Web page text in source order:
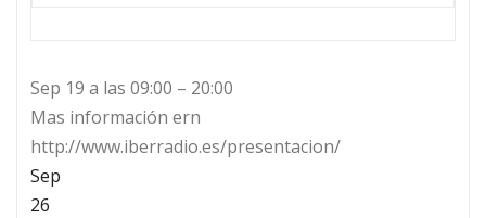
Sep 19 a las 09:00 – 20:00
Mas información ern
http://www.iberradio.es/presentacion/
Sep
26